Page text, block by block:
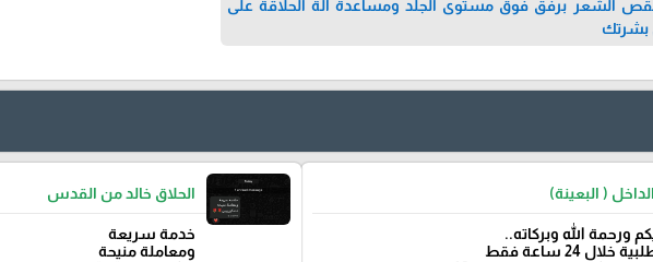
لقص الشعر برفق فوق مستوى الجلد ومساعدة آلة الحلاقة على
بشرتك
( البعينة)
ورحمة الله وبركاته..
24 ساعة فقط
الحلاق خالد من القدس
خدمة سريعة
ومعاملة منيحة